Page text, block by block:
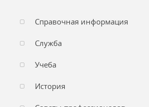
Справочная информация
Служба
Учеба
История